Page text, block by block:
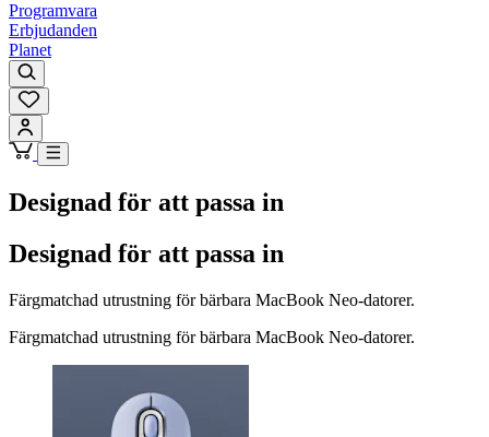
Programvara
Erbjudanden
Planet
Designad för att passa in
Designad för att passa in
Färgmatchad utrustning för bärbara MacBook Neo-datorer.
Färgmatchad utrustning för bärbara MacBook Neo-datorer.